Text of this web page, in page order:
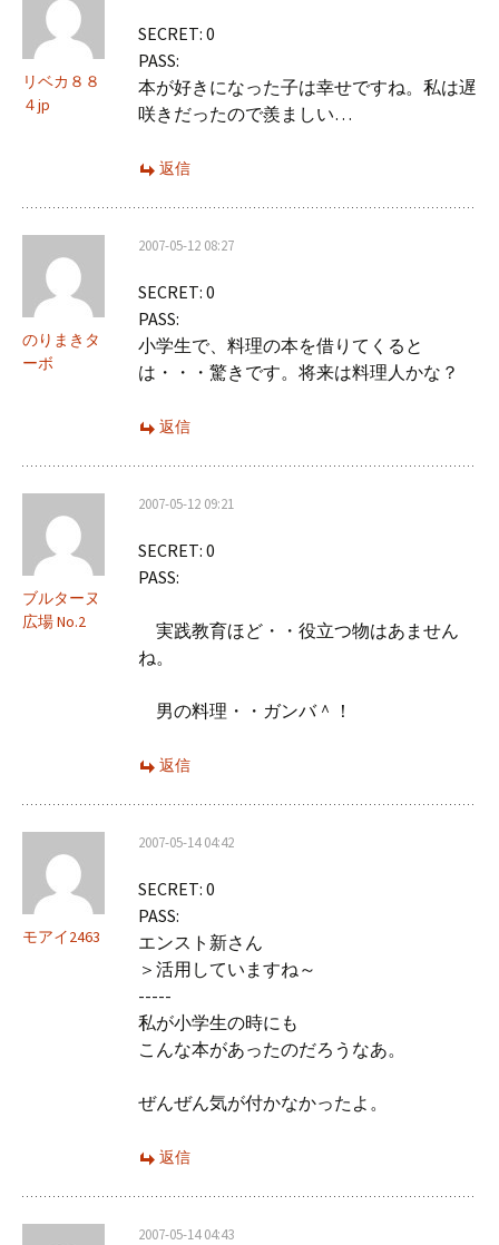
リベカ８８
４jp
SECRET: 0
PASS:
本が好きになった子は幸せですね。私は遅
咲きだったので羨ましい…
返信
のりまきタ
ーボ
2007-05-12 08:27
SECRET: 0
PASS:
小学生で、料理の本を借りてくると
は・・・驚きです。将来は料理人かな？
返信
ブルターヌ
広場 No.2
2007-05-12 09:21
SECRET: 0
PASS:
実践教育ほど・・役立つ物はあません
ね。
男の料理・・ガンバ＾！
返信
モアイ2463
2007-05-14 04:42
SECRET: 0
PASS:
エンスト新さん
＞活用していますね～
-----
私が小学生の時にも
こんな本があったのだろうなあ。
ぜんぜん気が付かなかったよ。
返信
2007-05-14 04:43